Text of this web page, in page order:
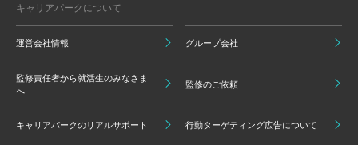
キャリアパークについて
運営会社情報 グループ会社
監修責任者から就活生のみなさま
へ
監修のご依頼
キャリアパークのリアルサポート 行動ターゲティング広告について